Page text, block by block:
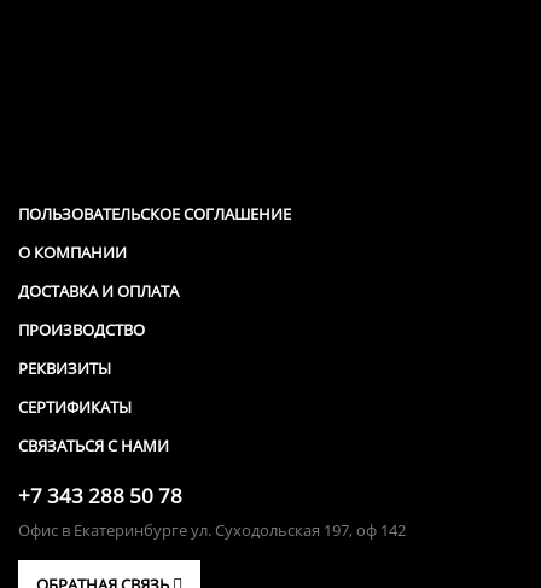
ПОЛЬЗОВАТЕЛЬСКОЕ СОГЛАШЕНИЕ
О КОМПАНИИ
ДОСТАВКА И ОПЛАТА
ПРОИЗВОДСТВО
РЕКВИЗИТЫ
СЕРТИФИКАТЫ
СВЯЗАТЬСЯ С НАМИ
+7 343 288 50 78
Офис в Екатеринбурге ул. Суходольская 197, оф 142